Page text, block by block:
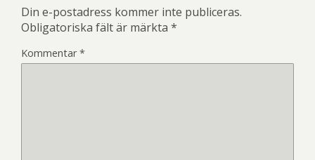
Din e-postadress kommer inte publiceras.
Obligatoriska fält är märkta *
Kommentar*